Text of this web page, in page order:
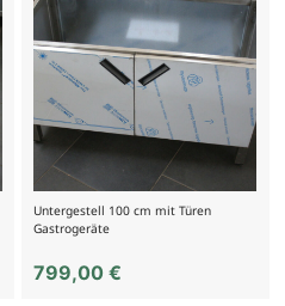
Untergestell 100 cm mit Türen
Gastrogeräte
799,00€